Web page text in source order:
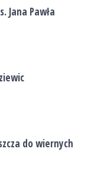
Jana Pawła
do wiernych